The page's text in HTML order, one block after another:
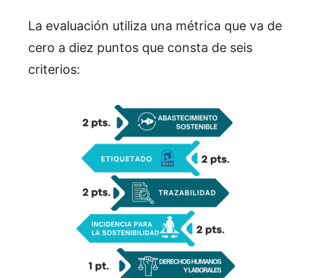
La evaluación utiliza una métrica que va de
cero a diez puntos que consta de seis
criterios: